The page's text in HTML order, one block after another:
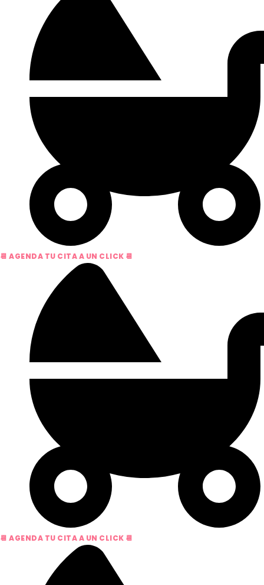
📆 AGENDA TU CITA A UN CLICK 📆
📆 AGENDA TU CITA A UN CLICK 📆